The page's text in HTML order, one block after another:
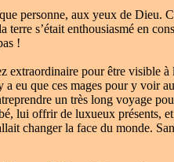
personne, aux yeux de Dieu.
s’était enthousiasmé en
!
pour être visible
eu que ces mages pour y voir
un très long voyage
offrir de luxueux présents,
changer la face du monde.